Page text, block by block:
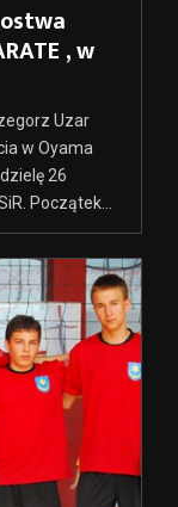
, w
Uzar
w Oyama
26
Początek...